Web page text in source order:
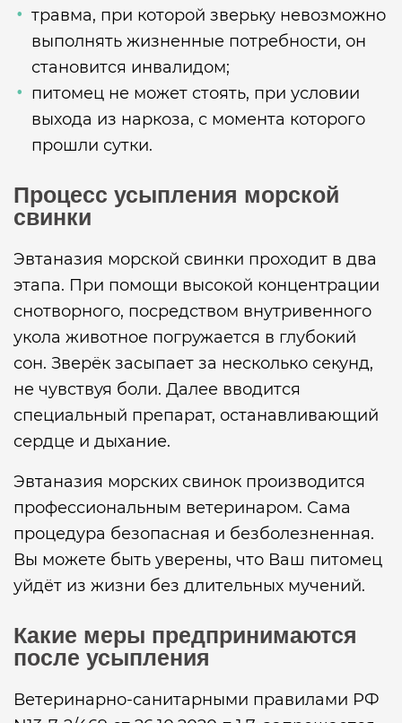
травма, при которой зверьку невозможно
выполнять жизненные потребности, он
становится инвалидом;
питомец не может стоять, при условии
выхода из наркоза, с момента которого
прошли сутки.
Процесс усыпления морской
свинки
Эвтаназия морской свинки проходит в два
этапа. При помощи высокой концентрации
снотворного, посредством внутривенного
укола животное погружается в глубокий
сон. Зверёк засыпает за несколько секунд,
не чувствуя боли. Далее вводится
специальный препарат, останавливающий
сердце и дыхание.
Эвтаназия морских свинок производится
профессиональным ветеринаром. Сама
процедура безопасная и безболезненная.
Вы можете быть уверены, что Ваш питомец
уйдёт из жизни без длительных мучений.
Какие меры предпринимаются
после усыпления
Ветеринарно-санитарными правилами РФ